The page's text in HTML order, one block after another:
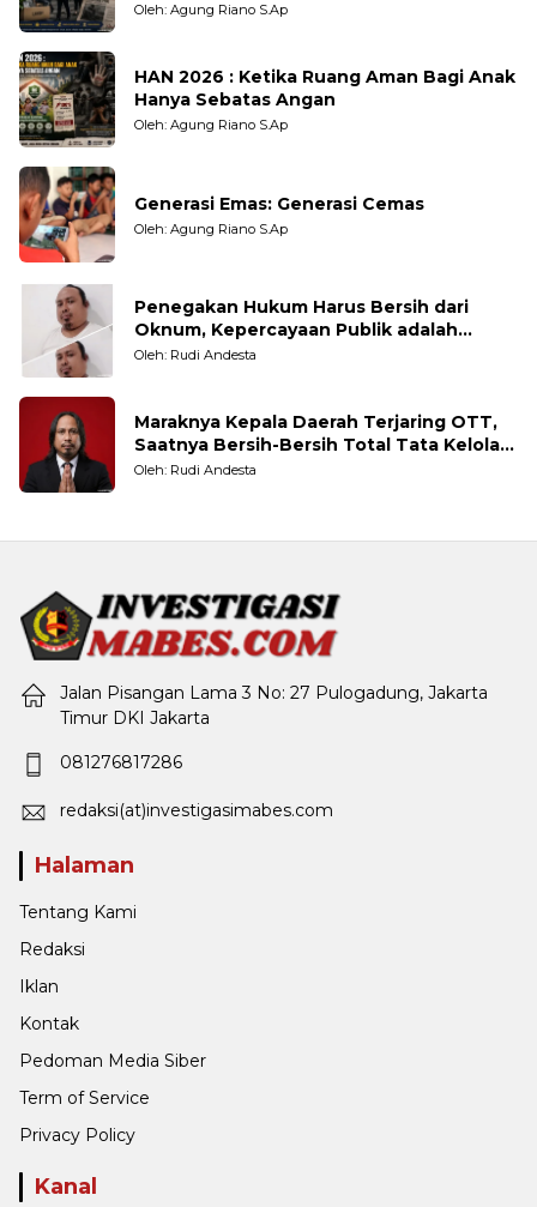
Oleh: Agung Riano S.Ap
HAN 2026 : Ketika Ruang Aman Bagi Anak
Hanya Sebatas Angan
Oleh: Agung Riano S.Ap
Generasi Emas: Generasi Cemas
Oleh: Agung Riano S.Ap
Penegakan Hukum Harus Bersih dari
Oknum, Kepercayaan Publik adalah
Taruhannya
Oleh: Rudi Andesta
Maraknya Kepala Daerah Terjaring OTT,
Saatnya Bersih-Bersih Total Tata Kelola
Pemerintahan
Oleh: Rudi Andesta
Jalan Pisangan Lama 3 No: 27 Pulogadung, Jakarta
Timur DKI Jakarta
081276817286
redaksi(at)investigasimabes.com
Halaman
Tentang Kami
Redaksi
Iklan
Kontak
Pedoman Media Siber
Term of Service
Privacy Policy
Kanal